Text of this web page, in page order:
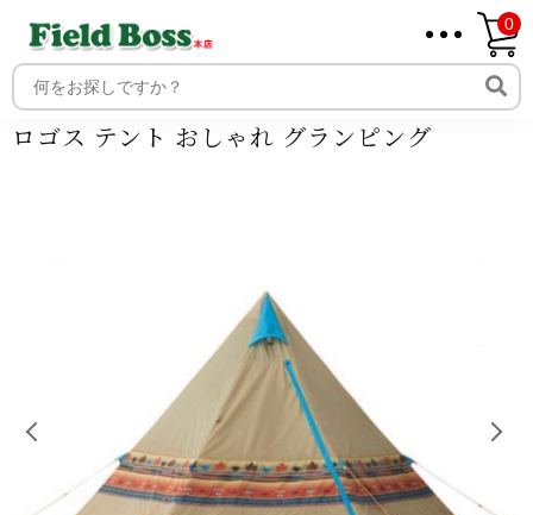
ホーム
ログイン
0
ホーム 商品 商品ジャンル テント
ファミ
リー型テント
ロゴス テント おしゃれ グランピング
ロゴス テント おしゃれ グランピング